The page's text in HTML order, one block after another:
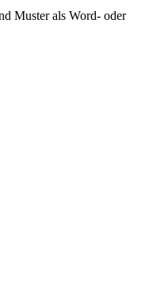
Muster als Word- oder